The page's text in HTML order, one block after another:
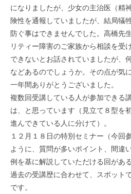
になりましたが、少女の主治医（精
険性を通報していましたが、結局犠
防ぐ事はできませんでした。高橋先
リティー障害のご家族から相談を受
できないとお話されていましたが、
などあるのでしょうか。その点が気
一年間ありがとうございました。
複数回受講している人が参加できる
は、と思っています（見立て８型を
進んできている人に分けて）。
１２月１８日の特別セミナー（今回
ように、質問が多いポイント、間違
例を基に解説していただける回があ
過去の受講歴に合わせて、スポット
です。